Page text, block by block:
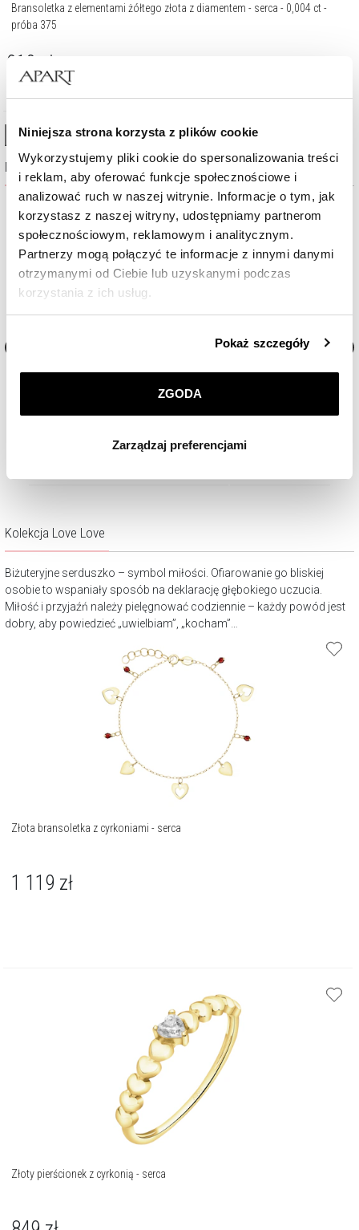
Niniejsza strona korzysta z plików cookie
Wykorzystujemy pliki cookie do spersonalizowania treści
i reklam, aby oferować funkcje społecznościowe i
analizować ruch w naszej witrynie. Informacje o tym, jak
korzystasz z naszej witryny, udostępniamy partnerom
społecznościowym, reklamowym i analitycznym.
Partnerzy mogą połączyć te informacje z innymi danymi
otrzymanymi od Ciebie lub uzyskanymi podczas
korzystania z ich usług.
przez nas plików cookie znajdziesz wPolityce
prywatności.
korzystamy. Możesz również wybrać jaki rodzaj plików
Pokaż szczegóły
ZGODA
Zarządzaj preferencjami
Bransoletka z elementami żółtego złota z diamentem - serca - 0,004 ct -
próba 375
919 zł
High-contrast mode
Najczęściej wybierane
Zawieszka charms z żółtego złota z
diamentami - serce - 0,006 ct - próba 585
Zawieszka charms z
Kolekcja Love Love
Biżuteryjne serduszko – symbol miłości. Ofiarowanie go bliskiej
osobie to wspaniały sposób na deklarację głębokiego uczucia.
Miłość i przyjaźń należy pielęgnować codziennie – każdy powód jest
dobry, aby powiedzieć „uwielbiam”, „kocham”…
Złota bransoletka z cyrkoniami - serca
1 119 zł
Złoty pierścionek z cyrkonią - serca